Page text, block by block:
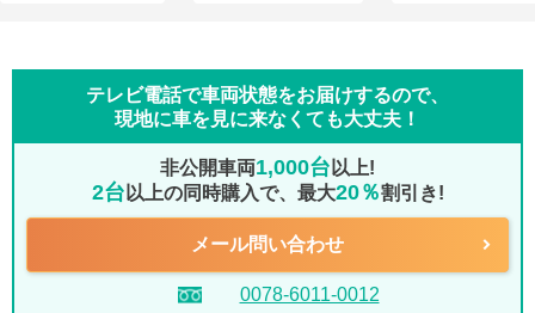
テレビ電話で車両状態をお届けするので、
現地に車を見に来なくても大丈夫！
非公開車両1,000台 以上!
2台 以上の同時購入で、最大20％割引き!
メール問い合わせ
0078-6011-0012